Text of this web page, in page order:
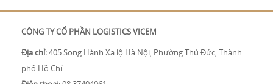
CÔNG TY CỔ PHẦN LOGISTICS VICEM
Địa chỉ:405 Song Hành Xa lộ Hà Nội, Phường Thủ Đức, Thành
phố Hồ Chí